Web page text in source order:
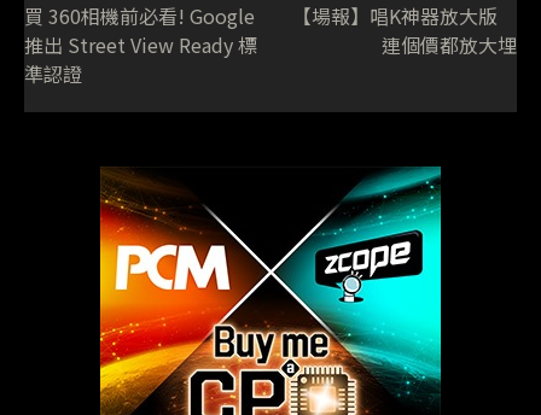
買 360相機前必看! Google
推出 Street View Ready 標
準認證
【場報】唱K神器放大版
連個價都放大埋